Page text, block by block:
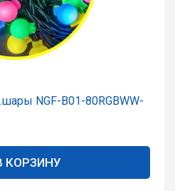
NGF-B01-80RGBWW-
КОРЗИНУ